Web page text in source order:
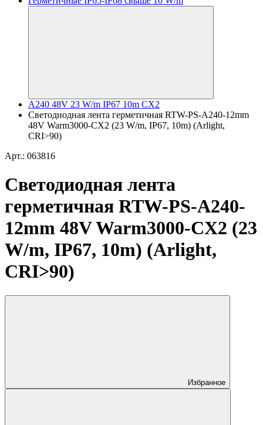
A240 48V 23 W/m IP67 10m CX2
Светодиодная лента герметичная RTW-PS-A240-12mm
48V Warm3000-CX2 (23 W/m, IP67, 10m) (Arlight,
CRI>90)
Арт.: 063816
Светодиодная лента
герметичная RTW-PS-A240-
12mm 48V Warm3000-CX2 (23
W/m, IP67, 10m) (Arlight,
CRI>90)
Избранное